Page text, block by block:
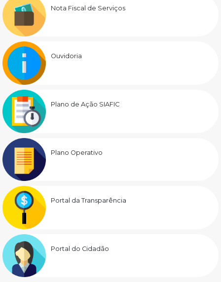
Nota Fiscal de Serviços
Ouvidoria
Plano de Ação SIAFIC
Plano Operativo
Portal da Transparência
Portal do Cidadão